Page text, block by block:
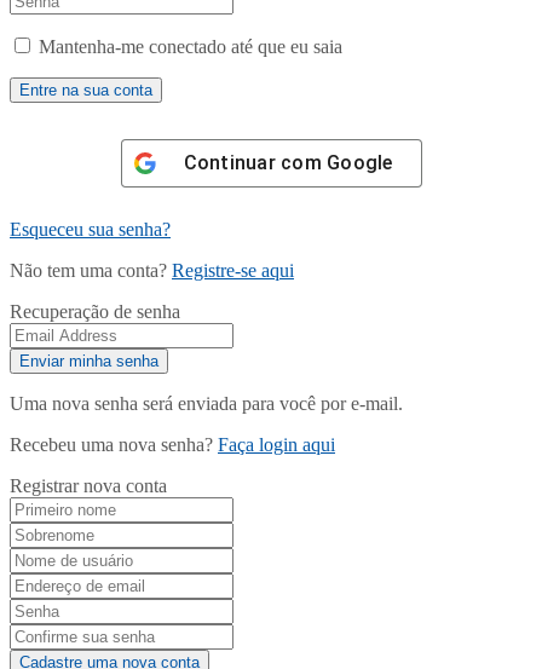
Mantenha-me conectado até que eu saia
Continuar com Google
Esqueceu sua senha?
Não tem uma conta? Registre-se aqui
Recuperação de senha
Uma nova senha será enviada para você por e-mail.
Recebeu uma nova senha? Faça login aqui
Registrar nova conta